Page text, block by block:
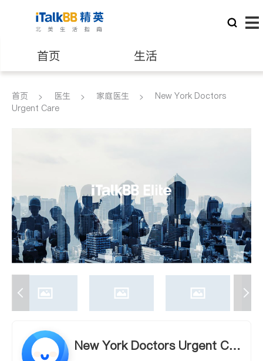
首页 生活
医生 律师
养老 非盈利组织
首页 医生 家庭医生
New York Doctors
Urgent Care
New York Doctors Urgent Car